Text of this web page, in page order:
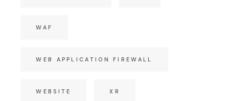
WAF
WEB APPLICATION FIREWALL
WEBSITE XR